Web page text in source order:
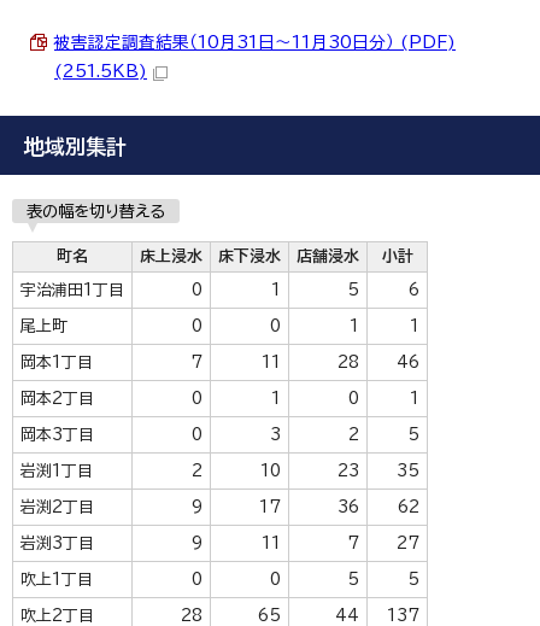
被害認定調査結果（10月31日～11月30日分） (PDF)
(251.5KB)
地域別集計
表の幅を切り替える
町名 床上浸水 床下浸水 店舗浸水 小計
宇治浦田1丁目 0 5 6
尾上町 0 0
岡本1丁目 7 28 46
岡本2丁目 0 0
岡本3丁目 0 3 2 5
岩渕1丁目 2 10 23 35
岩渕2丁目 9 17 36 62
岩渕3丁目 9 7 27
吹上1丁目 0 0 5 5
吹上2丁目 28 65 44 137